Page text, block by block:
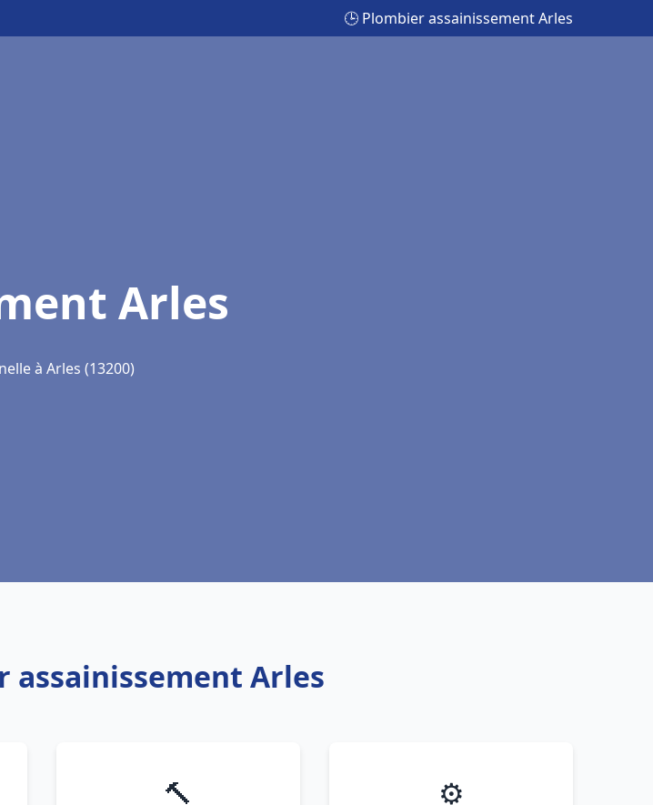
🕒 Plombier assainissement Arles
Arles
à Arles (13200)
assainissement Arles
🔨 ⚙️